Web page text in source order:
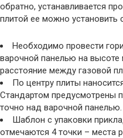
обратно, устанавливается
плитой ее можно установить
Необходимо провести
варочной панелью на
расстояние между газовой
По центру плиты
Стандартом предусмотрены
точно над варочной панелью.
Шаблон с упаковки
отмечаются 4 точки – места